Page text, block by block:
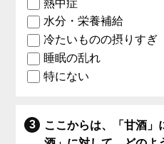
熱中症
水分・栄養補給
冷たいものの摂りすぎ
睡眠の乱れ
特にない
ここからは、「甘酒」